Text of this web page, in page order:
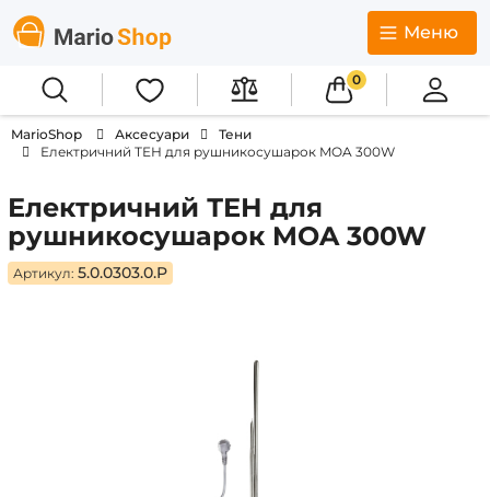
Меню
0
MarioShop Аксесуари
Тени
Електричний ТЕН для рушникосушарок MOA 300W
Електричний ТЕН для
рушникосушарок MOA 300W
Артикул: 5.0.0303.0.P